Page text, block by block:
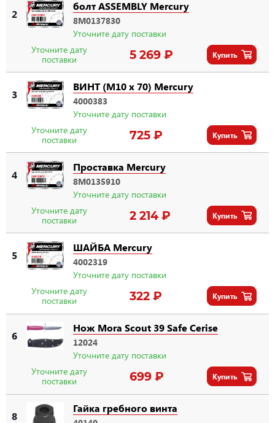
2
болт ASSEMBLY Mercury
8M0137830
Уточните дату поставки
Уточните дату
поставки
5 269 ₽ Купить
3
ВИНТ (M10 x 70) Mercury
4000383
Уточните дату поставки
Уточните дату
поставки
725 ₽ Купить
4
Проставка Mercury
8M0135910
Уточните дату поставки
Уточните дату
поставки
2 214 ₽ Купить
5
ШАЙБА Mercury
4002319
Уточните дату поставки
Уточните дату
поставки
322 ₽ Купить
6
Нож Mora Scout 39 Safe Cerise
12024
Уточните дату поставки
Уточните дату
поставки
699 ₽ Купить
8
Гайка гребного винта